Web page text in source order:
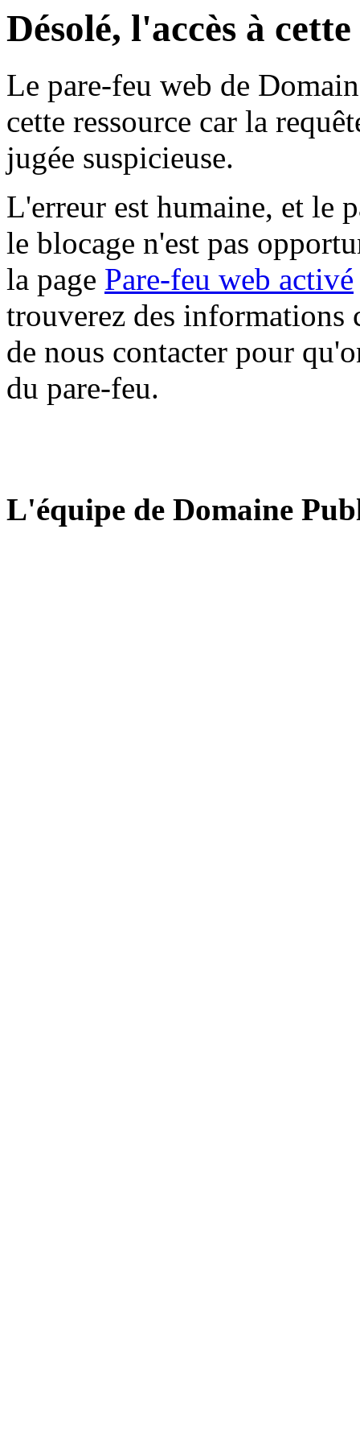
Désolé, l'accès à
Le pare-feu web de
cette ressource car la
jugée suspicieuse.
L'erreur est humaine, et le
le blocage n'est pas
la page Pare-feu web activé
trouverez des informations
de nous contacter pour
du pare-feu.
L'équipe de Domaine